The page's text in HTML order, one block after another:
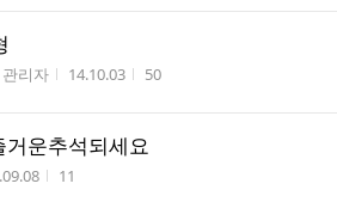
작성자
관리자 작성시간
14.10.03 조회수
50
운추석되세요
시간 조회수
11